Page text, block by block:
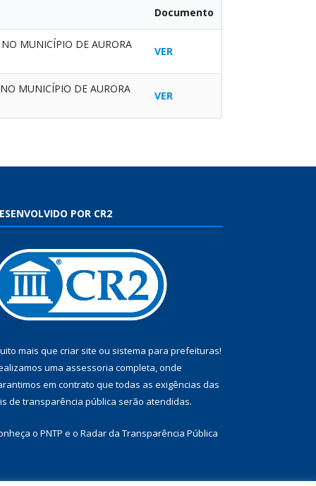
Documento
MUNICÍPIO DE AURORA
VER
MUNICÍPIO DE AURORA
VER
POR CR2
mais que criar site ou sistema para prefeituras!
uma assessoria completa, onde
em contrato que todas as exigências das
de transparência pública serão atendidas.
o PNTP e o Radar da Transparência Pública